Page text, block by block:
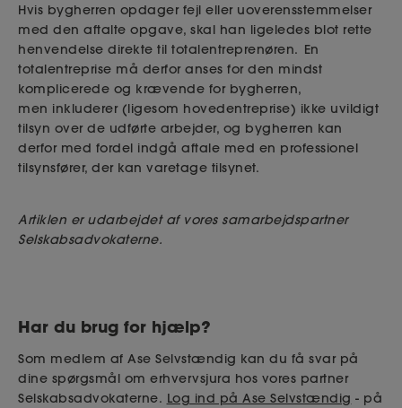
Hvis bygherren opdager fejl eller uoverensstemmelser
med den aftalte opgave, skal han ligeledes blot rette
henvendelse direkte til totalentreprenøren. En
totalentreprise må derfor anses for den mindst
komplicerede og krævende for bygherren,
men inkluderer(ligesom hovedentreprise) ikke uvildigt
tilsyn over de udførte arbejder, og bygherren kan
derfor med fordel indgå aftale med en professionel
tilsynsfører, der kan varetage tilsynet.
Artiklen er udarbejdet af vores samarbejdspartner
Selskabsadvokaterne.
Har du brug for hjælp?
Som medlem af Ase Selvstændig kan du få svar på
dine spørgsmål om erhvervsjura hos vores partner
Selskabsadvokaterne. Log ind på Ase Selvstændig - på